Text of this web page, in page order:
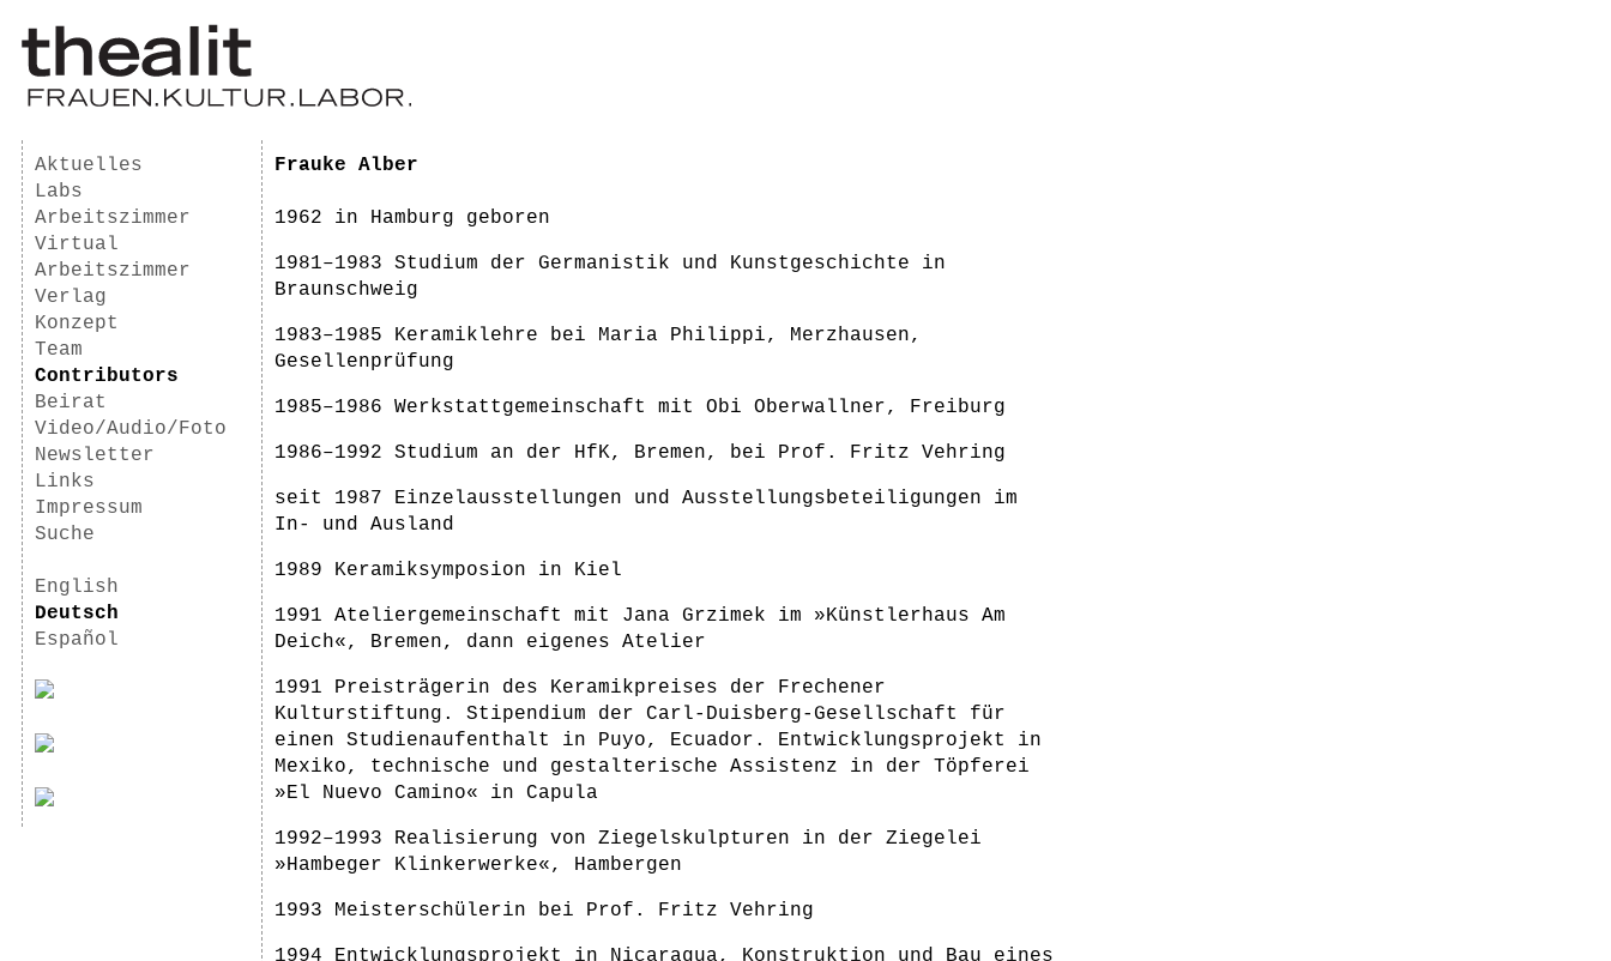
Aktuelles
Labs
Arbeitszimmer
Virtual
Arbeitszimmer
Verlag
Konzept
Team
Contributors
Beirat
Video/Audio/Foto
Newsletter
Links
Impressum
Suche
English
Deutsch
Español
Frauke Alber
1962 in Hamburg geboren
1981–1983 Studium der Germanistik und Kunstgeschichte in
Braunschweig
1983–1985 Keramiklehre bei Maria Philippi, Merzhausen,
Gesellenprüfung
1985–1986 Werkstattgemeinschaft mit Obi Oberwallner, Freiburg
1986–1992 Studium an der HfK, Bremen, bei Prof. Fritz Vehring
seit 1987 Einzelausstellungen und Ausstellungsbeteiligungen im
In- und Ausland
1989 Keramiksymposion in Kiel
1991 Ateliergemeinschaft mit Jana Grzimek im »Künstlerhaus Am
Deich«, Bremen, dann eigenes Atelier
1991 Preisträgerin des Keramikpreises der Frechener
Kulturstiftung. Stipendium der Carl-Duisberg-Gesellschaft für
einen Studienaufenthalt in Puyo, Ecuador. Entwicklungsprojekt in
Mexiko, technische und gestalterische Assistenz in der Töpferei
»El Nuevo Camino« in Capula
1992–1993 Realisierung von Ziegelskulpturen in der Ziegelei
»Hambeger Klinkerwerke«, Hambergen
1993 Meisterschülerin bei Prof. Fritz Vehring
1994 Entwicklungsprojekt in Nicaragua, Konstruktion und Bau eines